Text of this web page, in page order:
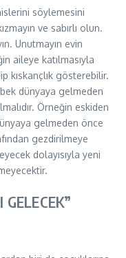
söylemesini
ve sabırlı olun.
Unutmayın evin
aileye katılmasıyla
kıskançlık gösterebilir.
dünyaya gelmeden
Örneğin eskiden
gelmeden önce
gezdirilmeye
dolayısıyla yeni